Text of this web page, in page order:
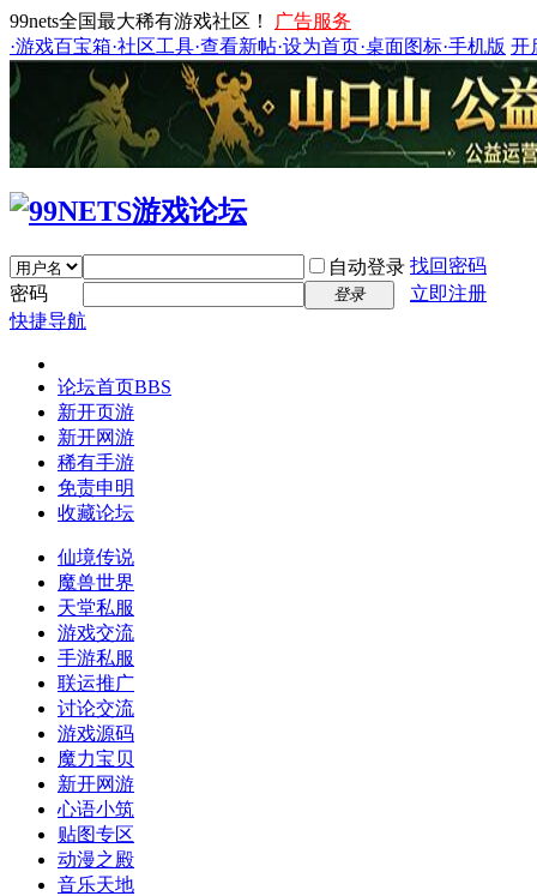
99nets全国最大稀有游戏社区！
广告服务
·游戏百宝箱·社区工具·查看新帖·设为首页·桌面图标·手机版 开
自动登录 找回密码
密码
登录
立即注册
快捷导航
论坛首页BBS
新开页游
新开网游
稀有手游
免责申明
收藏论坛
仙境传说
魔兽世界
天堂私服
游戏交流
手游私服
联运推广
讨论交流
游戏源码
魔力宝贝
新开网游
心语小筑
贴图专区
动漫之殿
音乐天地